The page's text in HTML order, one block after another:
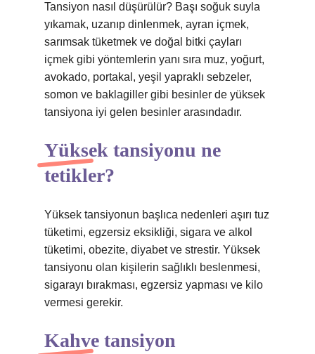
Tansiyon nasıl düşürülür? Başı soğuk suyla
yıkamak, uzanıp dinlenmek, ayran içmek,
sarımsak tüketmek ve doğal bitki çayları
içmek gibi yöntemlerin yanı sıra muz, yoğurt,
avokado, portakal, yeşil yapraklı sebzeler,
somon ve baklagiller gibi besinler de yüksek
tansiyona iyi gelen besinler arasındadır.
Yüksek tansiyonu ne
tetikler?
Yüksek tansiyonun başlıca nedenleri aşırı tuz
tüketimi, egzersiz eksikliği, sigara ve alkol
tüketimi, obezite, diyabet ve strestir. Yüksek
tansiyonu olan kişilerin sağlıklı beslenmesi,
sigarayı bırakması, egzersiz yapması ve kilo
vermesi gerekir.
Kahve tansiyon